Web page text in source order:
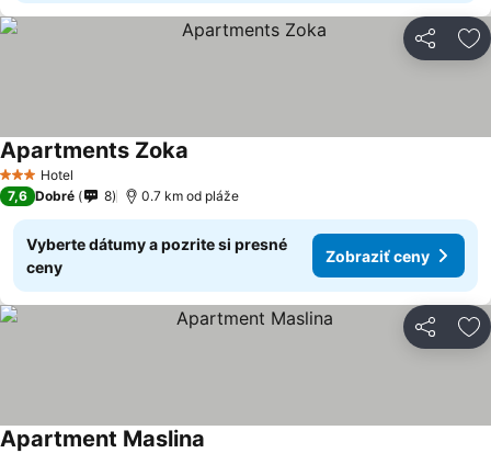
Zdieľať
3 Počet hviezdičiek
Hotel
Apartments Zoka
7,6 Dobré 8 0.7 km od pláže
Vyberte dátumy a pozrite si presné
ceny
Zobraziť ceny
Zdieľať
Apartment Maslina